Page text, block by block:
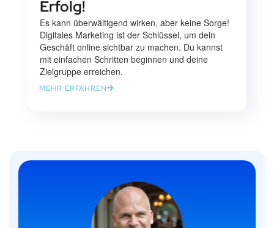
Erfolg!
Es kann überwältigend wirken, aber keine Sorge!
Digitales Marketing ist der Schlüssel, um dein
Geschäft online sichtbar zu machen. Du kannst
mit einfachen Schritten beginnen und deine
Zielgruppe erreichen.
MEHR ERFAHREN